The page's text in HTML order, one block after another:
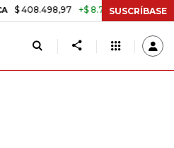
+$ 8.753,81 +2,19% TASA DE
SUSCRÍBASE